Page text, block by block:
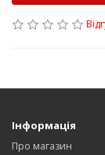
Інформація
Про магазин